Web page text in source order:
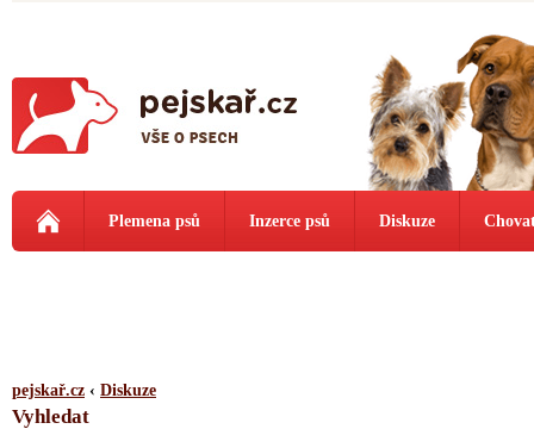
Plemena psů Inzerce psů Diskuze
pejskař.cz ‹ Diskuze
Vyhledat